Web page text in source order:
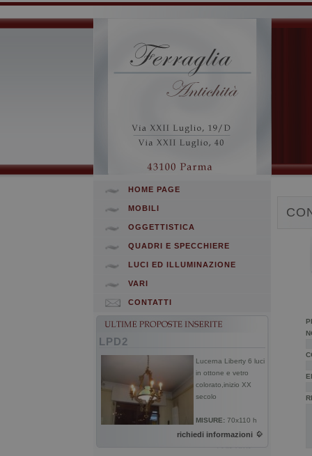
HOME PAGE
MOBILI
OGGETTISTICA
QUADRI E SPECCHIERE
LUCI ED ILLUMINAZIONE
VARI
CONTATTI
LPD2
Lucerna Liberty 6 luci
in ottone e vetro
colorato,inizio XX
secolo
MISURE: 70x110 h
richiedi informazioni